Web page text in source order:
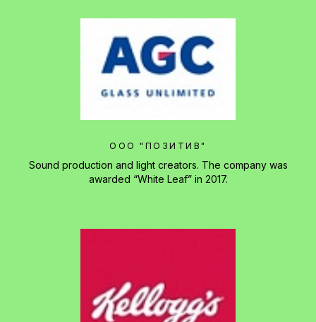
ООО "ПОЗИТИВ"
Sound production and light creators. The company was
awarded “White Leaf” in 2017.